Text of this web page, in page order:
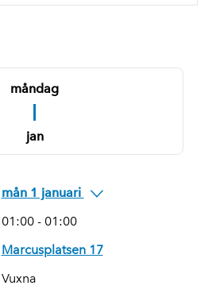
måndag
1
jan
mån 1 januari
01:00 - 01:00
Marcusplatsen 17
Vuxna